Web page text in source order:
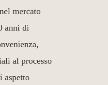
mercato
anni di
al processo
aspetto